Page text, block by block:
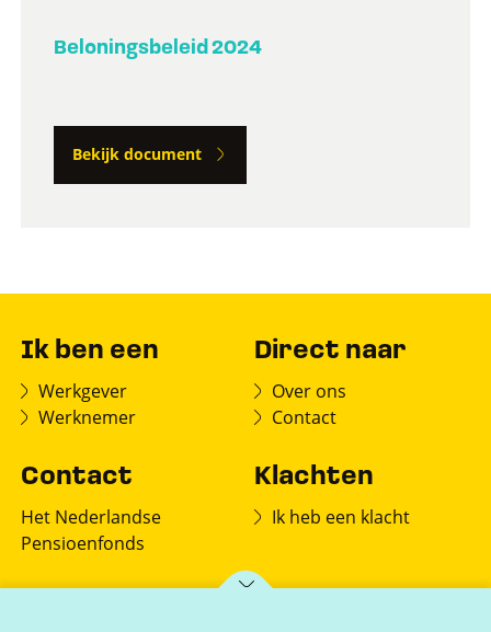
Beloningsbeleid 2024
Bekijk document
Ik ben een
Werkgever
Werknemer
Direct naar
Over ons
Contact
Contact
Het Nederlandse
Pensioenfonds
Klachten
Ik heb een klacht